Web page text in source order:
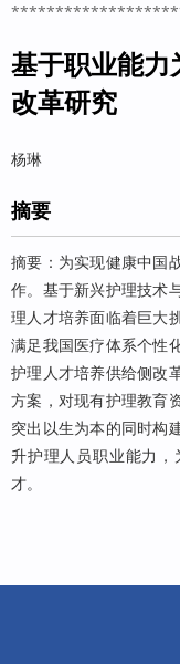
基于职业能力
改革研究
杨琳
摘要
摘要：为实现健康中国
作。基于新兴护理技术
理人才培养面临着巨大
满足我国医疗体系个性
护理人才培养供给侧改
方案，对现有护理教育
突出以生为本的同时构
升护理人员职业能力
才。